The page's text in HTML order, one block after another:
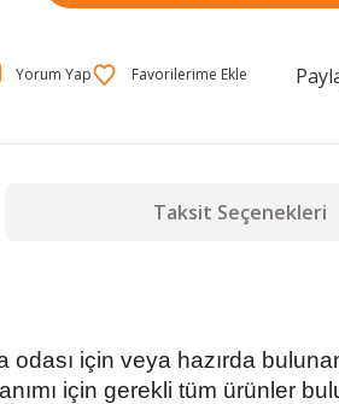
Yorum Yap
Taksit Seçenekleri
için veya hazırda
için gerekli tüm ürünler